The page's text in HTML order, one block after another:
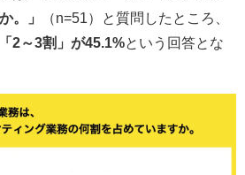
。」
（n=51）と質問したところ、
2～3割」が45.1%という回答とな